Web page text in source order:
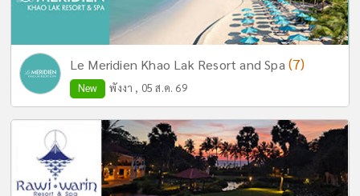
Le Meridien Khao Lak Resort and Spa (7)
New พังงา , 05 ส.ค. 69